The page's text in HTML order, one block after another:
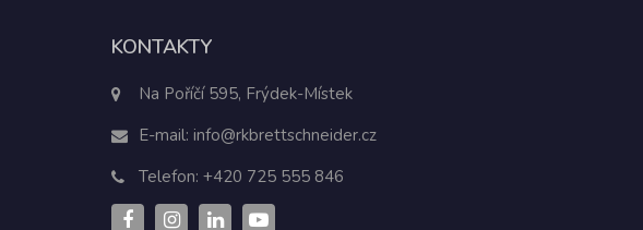
KONTAKTY
Na Poříčí 595, Frýdek-Místek
E-mail: info@rkbrettschneider.cz
Telefon: +420 725 555 846